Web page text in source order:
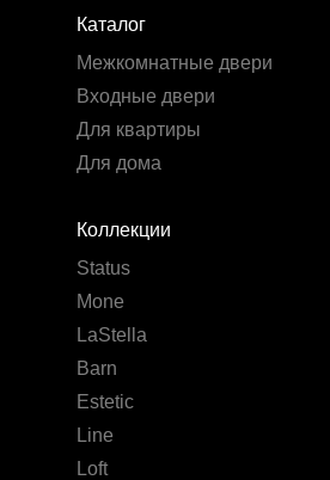
Коллекции
Status
Mone
LaStella
Barn
Estetic
Line
Loft
Каталог
Межкомнатные двери
Входные двери
Для квартиры
Для дома